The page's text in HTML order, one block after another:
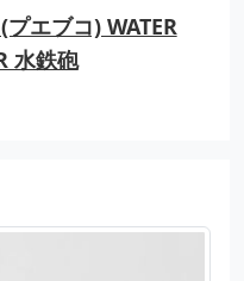
プエブコ) WATER
水鉄砲